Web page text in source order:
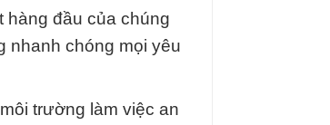
đầu của chúng
nhanh chóng mọi yêu
trường làm việc an